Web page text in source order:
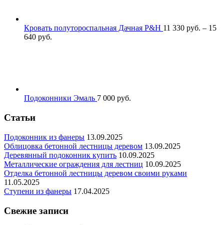
Кровать полутороспальная Дачная P&H 11 330 руб. – 15
640 руб.
Подоконники Эмаль 7 000 руб.
Статьи
Подоконник из фанеры 13.09.2025
Облицовка бетонной лестницы деревом 13.09.2025
Деревянный подоконник купить 10.09.2025
Металлические ограждения для лестниц 10.09.2025
Отделка бетонной лестницы деревом своими руками
11.05.2025
Ступени из фанеры 17.04.2025
Свежие записи